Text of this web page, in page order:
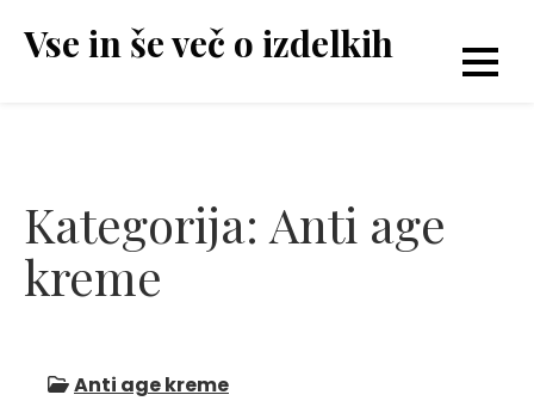
Vse in še več o izdelkih
Kategorija: Anti age
kreme
Anti age kreme